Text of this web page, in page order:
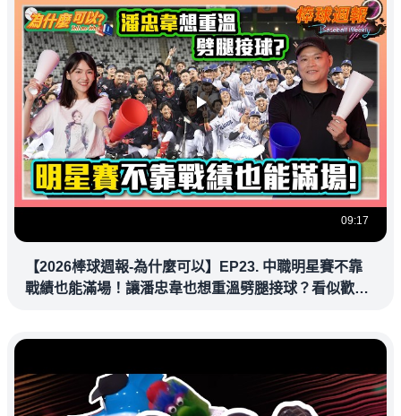
09:17
【2026棒球週報-為什麼可以】EP23. 中職明星賽不靠
戰績也能滿場！讓潘忠韋也想重溫劈腿接球？看似歡樂